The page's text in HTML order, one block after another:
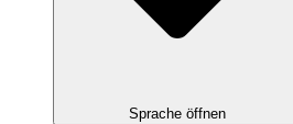
Sprache öffnen